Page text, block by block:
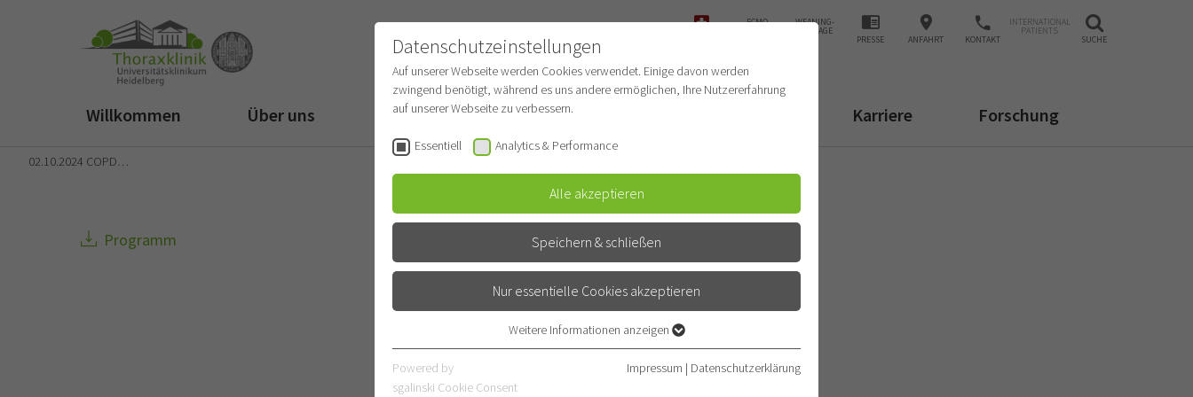
ECMO- WEANING-
ANFRAGE
PRESSE ANFAHRT KONTAKT
INTERNATIONAL
PATIENTS
SUCHE
Willkommen Über uns Für Patienten Für Ärzte Karriere Forschung
02.10.2024 COPD…
Programm
Datenschutzeinstellungen
Auf unserer Webseite werden Cookies verwendet. Einige davon werden
zwingend benötigt, während es uns andere ermöglichen, Ihre Nutzererfahrung
auf unserer Webseite zu verbessern.
Essentiell Analytics & Performance
Alle akzeptieren
Speichern & schließen
Nur essentielle Cookies akzeptieren
Essentielle Cookies werden für grundlegende Funktionen der Webseite
benötigt. Dadurch ist gewährleistet, dass die Webseite einwandfrei
Weitere Informationen anzeigen
Powered by
sgalinski Cookie Consent
Impressum | Datenschutzerklärung